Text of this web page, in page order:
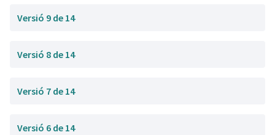
Versió 9 de 14
Versió 8 de 14
Versió 7 de 14
Versió 6 de 14